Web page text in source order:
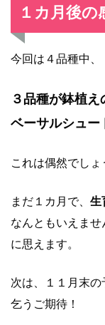
１カ月後の
今回は４品種中、
３品種が鉢植え
ベーサルシュー
これは偶然でしょ
まだ１カ月で、 生
なんともいえませ
に思えます。
次は、１１月末の
乞うご期待！